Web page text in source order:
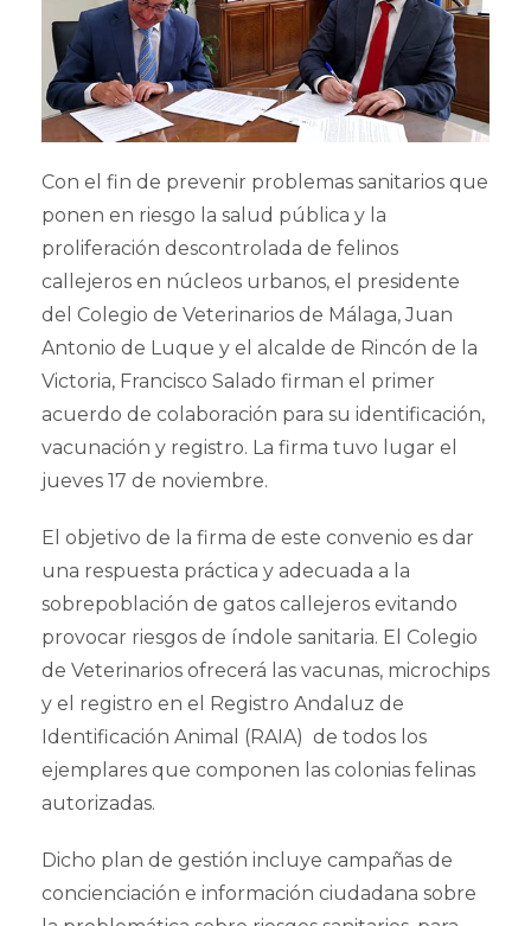
Con el fin de prevenir problemas sanitarios que
ponen en riesgo la salud pública y la
proliferación descontrolada de felinos
callejeros en núcleos urbanos, el presidente
del Colegio de Veterinarios de Málaga, Juan
Antonio de Luque y el alcalde de Rincón de la
Victoria, Francisco Salado firman el primer
acuerdo de colaboración para su identificación,
vacunación y registro. La firma tuvo lugar el
jueves 17 de noviembre.
El objetivo de la firma de este convenio es dar
una respuesta práctica y adecuada a la
sobrepoblación de gatos callejeros evitando
provocar riesgos de índole sanitaria. El Colegio
de Veterinarios ofrecerá las vacunas, microchips
y el registro en el Registro Andaluz de
Identificación Animal (RAIA) de todos los
ejemplares que componen las colonias felinas
autorizadas.
Dicho plan de gestión incluye campañas de
concienciación e información ciudadana sobre